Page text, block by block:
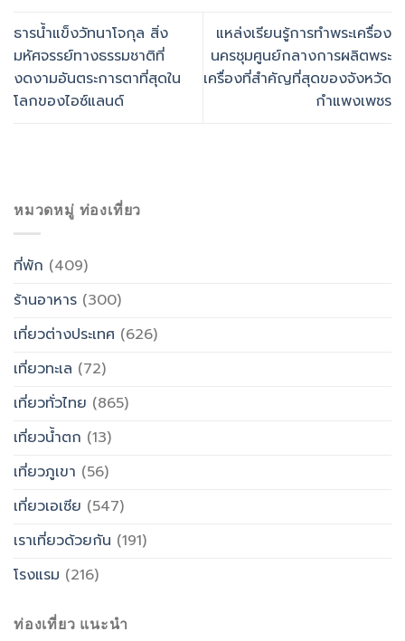
ธารน้ำแข็งวัทนาโจกุล สิ่ง
มหัศจรรย์ทางธรรมชาติที่
งดงามอันตระการตาที่สุดใน
โลกของไอซ์แลนด์
แหล่งเรียนรู้การทำพระเครื่อง
นครชุมศูนย์กลางการผลิตพระ
เครื่องที่สำคัญที่สุดของจังหวัด
กำแพงเพชร
หมวดหมู่ ท่องเที่ยว
ที่พัก (409)
ร้านอาหาร (300)
เที่ยวต่างประเทศ (626)
เที่ยวทะเล (72)
เที่ยวทั่วไทย (865)
เที่ยวน้ำตก (13)
เที่ยวภูเขา (56)
เที่ยวเอเซีย (547)
เราเที่ยวด้วยกัน (191)
โรงแรม (216)
ท่องเที่ยว แนะนำ